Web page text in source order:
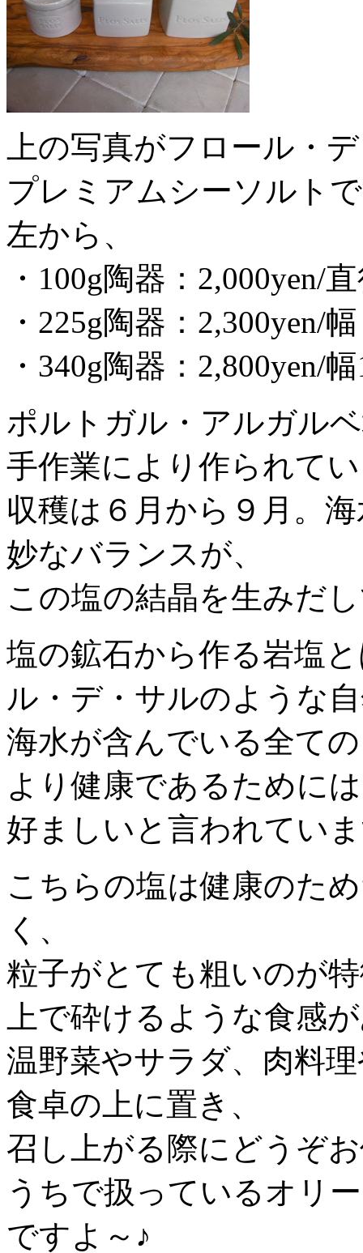
上の写真がフロール・
プレミアムシーソルト
左から、
・100g陶器：2,000yen/
・225g陶器：2,300yen/
・340g陶器：
ポルトガル・アルガル
手作業により作られて
収穫は６月から９月。
妙なバランスが、
この塩の結晶を生みだ
塩の鉱石から作る岩塩
ル・デ・サルのような
海水が含んでいる全て
より健康であるためには
好ましいと言われてい
こちらの塩は健康のた
く、
粒子がとても粗いのが
上で砕けるような食感
温野菜やサラダ、肉料
食卓の上に置き、
召し上がる際にどうぞ
うちで扱っているオリ
ですよ～♪